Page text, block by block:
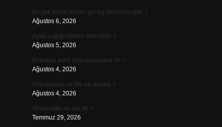
En çok tercih edilen güneş kremi hangisi ?
Ağustos 6, 2026
Ayak sağlığı neden önemlidir ?
Ağustos 5, 2026
Belediye evcil hayvana bakar mı ?
Ağustos 4, 2026
Amortisman ve itfa ne demek ?
Ağustos 4, 2026
Yosun bitki mi alg mi ?
Temmuz 29, 2026